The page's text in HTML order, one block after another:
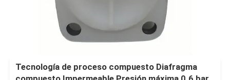
Tecnología de proceso compuesto Diafragma